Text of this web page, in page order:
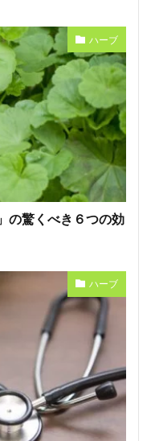
ハーブ
の驚くべき６つの効
ハーブ